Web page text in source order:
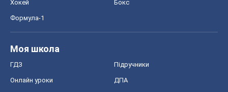
Хокей Бокс
Формула-1
Моя школа
ГДЗ Підручники
Онлайн уроки ДПА